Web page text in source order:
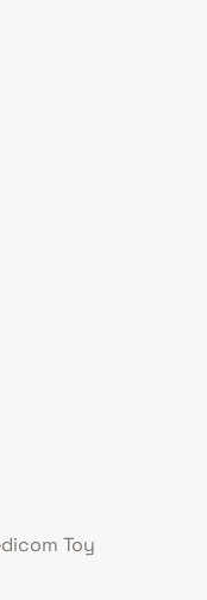
Toy